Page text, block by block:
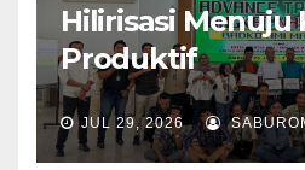
Hilirisasi Menuju
Produktif
JUL 29, 2026